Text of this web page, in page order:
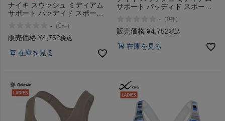
オン On
スポーツマリオTOP
ナイキ スウッシュ ミディアム
サポート パッディド スポーツ
Support Padded Sports Bra
- （0件 ）
販売価格 ¥4,752税込
在庫を見る
サポート パッディド スポーツ
Support Padded Sports Bra
- （0件 ）
販売価格 ¥4,752税込
在庫を見る